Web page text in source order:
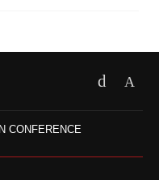
CONFERENCE